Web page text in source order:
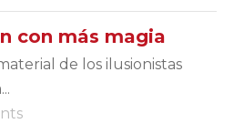
con más magia
de los ilusionistas